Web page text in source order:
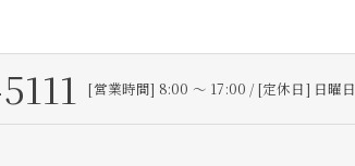
[営業時間] 8:00 〜 17:00 / [定休日] 日曜日